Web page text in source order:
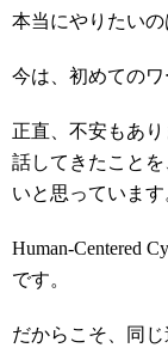
本当にやりたいの
今は、初めてのワ
正直、不安もあ
話してきたこと
いと思っています
Human-Centered
です。
だからこそ、同